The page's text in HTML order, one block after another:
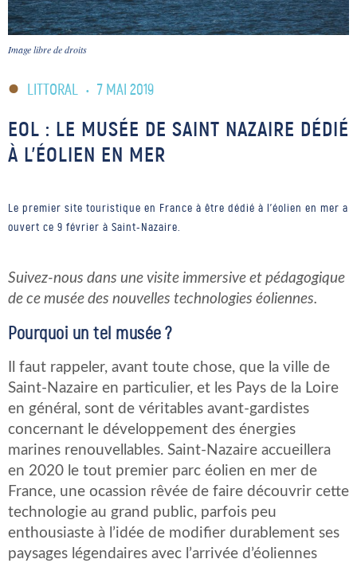
Image libre de droits
LITTORAL • 7 MAI 2019
EOL : LE MUSÉE DE SAINT NAZAIRE DÉDIÉ
À L’ÉOLIEN EN MER
Le premier site touristique en France à être dédié à l'éolien en mer a
ouvert ce 9 février à Saint-Nazaire.
Suivez-nous dans une visite immersive et pédagogique
de ce musée des nouvelles technologies éoliennes.
Pourquoi un tel musée ?
Il faut rappeler, avant toute chose, que la ville de
Saint-Nazaire en particulier, et les Pays de la Loire
en général, sont de véritables avant-gardistes
concernant le développement des énergies
marines renouvellables. Saint-Nazaire accueillera
en 2020 le tout premier parc éolien en mer de
France, une ocassion rêvée de faire découvrir cette
technologie au grand public, parfois peu
enthousiaste à l’idée de modifier durablement ses
paysages légendaires avec l’arrivée d’éoliennes